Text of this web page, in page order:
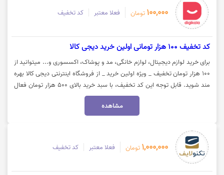
100,000 تومان فعلا معتبر کد تخفیف
کد تخفیف 100 هزار تومانی اولین خرید دیجی کالا
برای خرید لوازم دیجیتال، لوازم خانگی، مد و پوشاک، اکسسوری و... میتوانید از
100 هزار تومان تخفیف _ ویژه اولین خرید _ از فروشگاه اینترنتی دیجی کالا بهره
مند شوید. قابل توجه این کد تخفیف، با سبد خرید بالای 500 هزار تومان فعال
می‌شود. جهت استفاده از تخفیف روی گزینه "خرید کنید" کلیک نمایید.
مشاهده
1,000,000 تومان فعلا معتبر کد تخفیف